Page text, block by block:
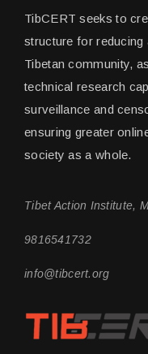
TibCERT seeks to
structure for reducing
Tibetan community,
technical research
surveillance and
ensuring greater
society as a whole.
Tibet Action Institute,
9816541732
info@tibcert.org